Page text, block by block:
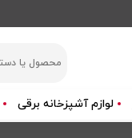
لوازم آشپزخانه برقی